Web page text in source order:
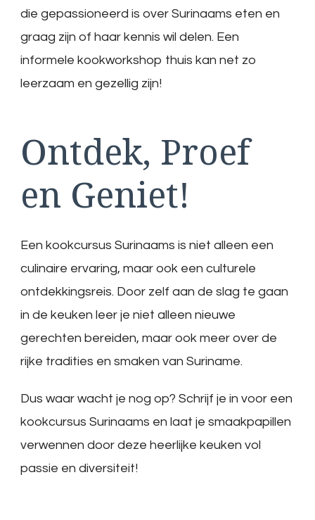
die gepassioneerd is over Surinaams eten en
graag zijn of haar kennis wil delen. Een
informele kookworkshop thuis kan net zo
leerzaam en gezellig zijn!
Ontdek, Proef
en Geniet!
Een kookcursus Surinaams is niet alleen een
culinaire ervaring, maar ook een culturele
ontdekkingsreis. Door zelf aan de slag te gaan
in de keuken leer je niet alleen nieuwe
gerechten bereiden, maar ook meer over de
rijke tradities en smaken van Suriname.
Dus waar wacht je nog op? Schrijf je in voor een
kookcursus Surinaams en laat je smaakpapillen
verwennen door deze heerlijke keuken vol
passie en diversiteit!